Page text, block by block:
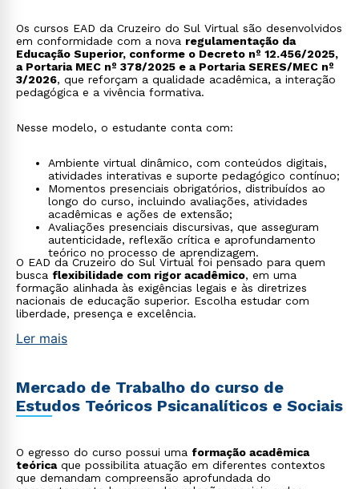
Os cursos EAD da Cruzeiro do Sul Virtual são desenvolvidos
em conformidade com a nova regulamentação da
Educação Superior, conforme o Decreto nº 12.456/2025,
a Portaria MEC nº 378/2025 e a Portaria SERES/MEC nº
3/2026, que reforçam a qualidade acadêmica, a interação
pedagógica e a vivência formativa.
Nesse modelo, o estudante conta com:
Ambiente virtual dinâmico, com conteúdos digitais,
atividades interativas e suporte pedagógico contínuo;
Momentos presenciais obrigatórios, distribuídos ao
longo do curso, incluindo avaliações, atividades
acadêmicas e ações de extensão;
Avaliações presenciais discursivas, que asseguram
autenticidade, reflexão crítica e aprofundamento
teórico no processo de aprendizagem.
O EAD da Cruzeiro do Sul Virtual foi pensado para quem
busca flexibilidade com rigor acadêmico, em uma
formação alinhada às exigências legais e às diretrizes
nacionais de educação superior. Escolha estudar com
liberdade, presença e excelência.
Ler mais
Mercado de Trabalho do curso de
Estudos Teóricos Psicanalíticos e Sociais
O egresso do curso possui uma formação acadêmica
teóricaque possibilita atuação em diferentes contextos
que demandam compreensão aprofundada do